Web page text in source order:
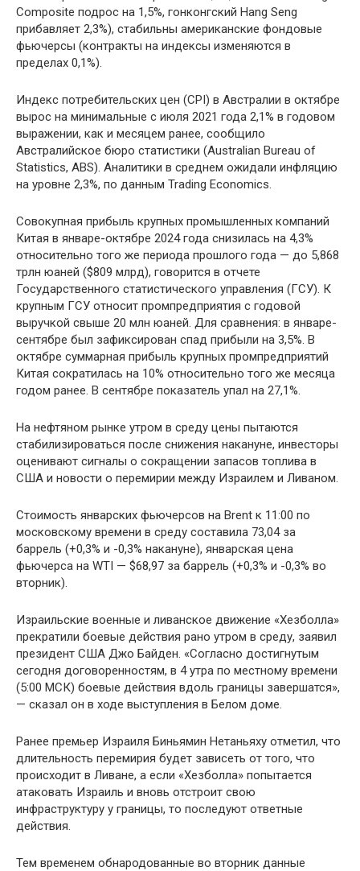
Composite подрос на 1,5%, гонконгский Hang Seng
прибавляет 2,3%), стабильны американские фондовые
фьючерсы (контракты на индексы изменяются в
пределах 0,1%).
Индекс потребительских цен (CPI) в Австралии в октябре
вырос на минимальные с июля 2021 года 2,1% в годовом
выражении, как и месяцем ранее, сообщило
Австралийское бюро статистики (Australian Bureau of
Statistics, ABS). Аналитики в среднем ожидали инфляцию
на уровне 2,3%, по данным Trading Economics.
Совокупная прибыль крупных промышленных компаний
Китая в январе-октябре 2024 года снизилась на 4,3%
относительно того же периода прошлого года — до 5,868
трлн юаней ($809 млрд), говорится в отчете
Государственного статистического управления (ГСУ). К
крупным ГСУ относит промпредприятия с годовой
выручкой свыше 20 млн юаней. Для сравнения: в январе-
сентябре был зафиксирован спад прибыли на 3,5%. В
октябре суммарная прибыль крупных промпредприятий
Китая сократилась на 10% относительно того же месяца
годом ранее. В сентябре показатель упал на 27,1%.
На нефтяном рынке утром в среду цены пытаются
стабилизироваться после снижения накануне, инвесторы
оценивают сигналы о сокращении запасов топлива в
США и новости о перемирии между Израилем и Ливаном.
Стоимость январских фьючерсов на Brent к 11:00 по
московскому времени в среду составила 73,04 за
баррель (+0,3% и -0,3% накануне), январская цена
фьючерса на WTI — $68,97 за баррель (+0,3% и -0,3% во
вторник).
Израильские военные и ливанское движение «Хезболла»
прекратили боевые действия рано утром в среду, заявил
президент США Джо Байден. «Согласно достигнутым
сегодня договоренностям, в 4 утра по местному времени
(5:00 МСК) боевые действия вдоль границы завершатся»,
— сказал он в ходе выступления в Белом доме.
Ранее премьер Израиля Биньямин Нетаньяху отметил, что
длительность перемирия будет зависеть от того, что
происходит в Ливане, а если «Хезболла» попытается
атаковать Израиль и вновь отстроит свою
инфраструктуру у границы, то последуют ответные
действия.
Тем временем обнародованные во вторник данные